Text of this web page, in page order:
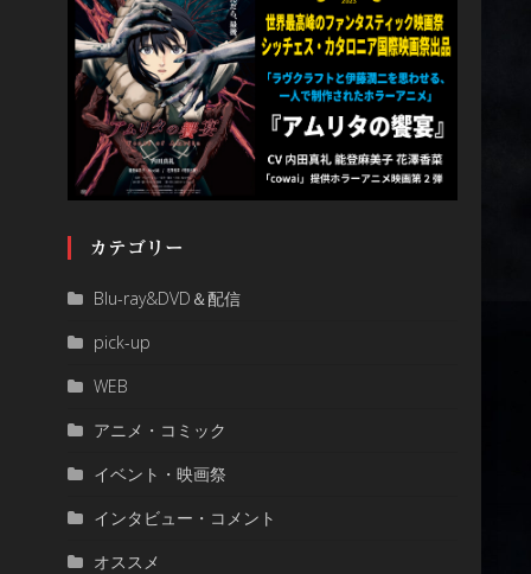
カテゴリー
Blu-ray&DVD＆配信
pick-up
WEB
アニメ・コミック
イベント・映画祭
インタビュー・コメント
オススメ